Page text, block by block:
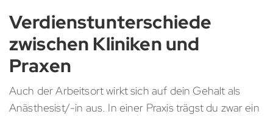
Verdienstunterschiede
zwischen Kliniken und
Praxen
Auch der Arbeitsort wirkt sich auf dein Gehalt als
Anästhesist/-in aus. In einer Praxis trägst du zwar ein